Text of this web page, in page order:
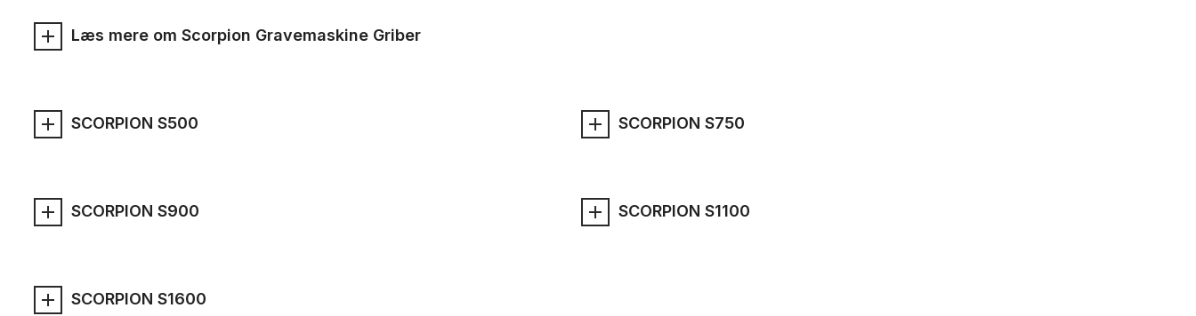
Læs mere om Scorpion Gravemaskine Griber
SCORPION S500 SCORPION S750
SCORPION S900 SCORPION S1100
SCORPION S1600